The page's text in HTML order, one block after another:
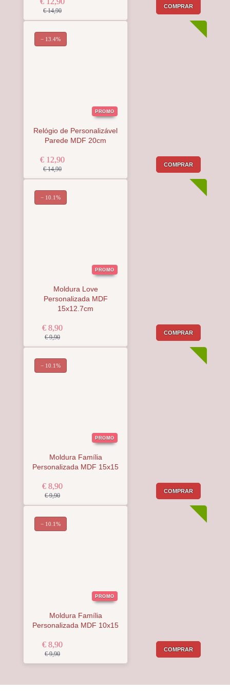
€ 14,90
COMPRAR
PROMO
Relógio de Personalizável
Parede MDF 20cm
€ 12,90
€ 14,90
COMPRAR
− 13.4%
PROMO
Moldura Love
Personalizada MDF
15x12.7cm
€ 8,90
€ 9,90
COMPRAR
− 10.1%
PROMO
Moldura Família
Personalizada MDF 15x15
€ 8,90
€ 9,90
COMPRAR
− 10.1%
PROMO
Moldura Família
Personalizada MDF 10x15
€ 8,90
€ 9,90
COMPRAR
− 10.1%